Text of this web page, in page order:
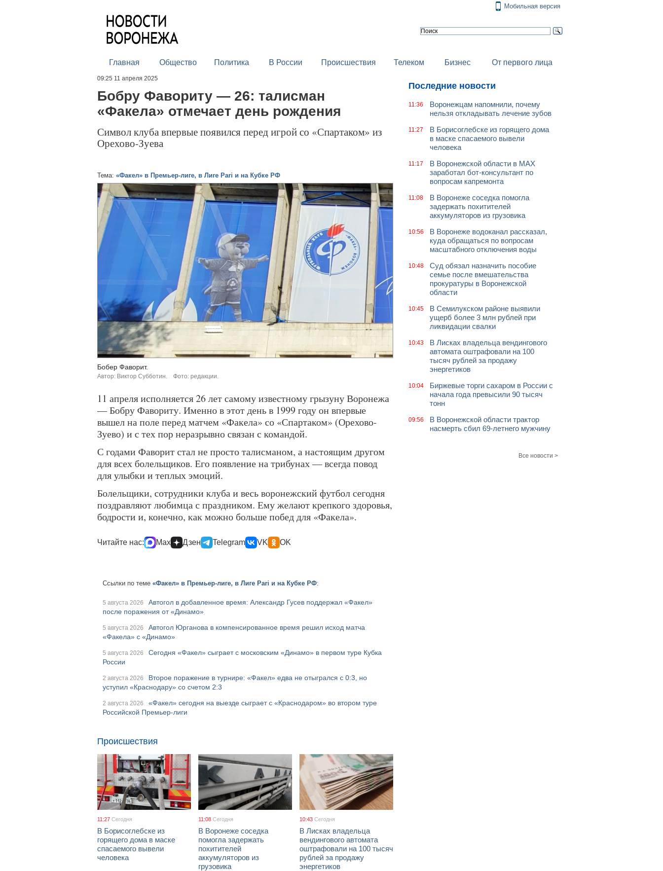
Мобильная версия
Главная Общество Политика В России Происшествия Телеком Бизнес От первого лица
09:25 11 апреля 2025
Бобру Фавориту — 26: талисман
«Факела» отмечает день рождения
Символ клуба впервые появился перед игрой со «Спартаком» из
Орехово-Зуева
Тема: «Факел» в Премьер-лиге, в Лиге Pari и на Кубке РФ
Бобер Фаворит.
Автор: Виктор Субботин. Фото: редакции.
11 апреля исполняется 26 лет самому известному грызуну Воронежа
— Бобру Фавориту. Именно в этот день в 1999 году он впервые
вышел на поле перед матчем «Факела» со «Спартаком» (Орехово-
Зуево) и с тех пор неразрывно связан с командой.
С годами Фаворит стал не просто талисманом, а настоящим другом
для всех болельщиков. Его появление на трибунах — всегда повод
для улыбки и теплых эмоций.
Болельщики, сотрудники клуба и весь воронежский футбол сегодня
поздравляют любимца с праздником. Ему желают крепкого здоровья,
бодрости и, конечно, как можно больше побед для «Факела».
Читайте нас: Max Дзен Telegram VK OK
Ссылки по теме «Факел» в Премьер-лиге, в Лиге Pari и на Кубке РФ:
5 августа 2026
Автогол в добавленное время: Александр Гусев поддержал «Факел»
после поражения от «Динамо»
5 августа 2026
Автогол Юрганова в компенсированное время решил исход матча
«Факела» с «Динамо»
5 августа 2026
Сегодня «Факел» сыграет с московским «Динамо» в первом туре Кубка
России
2 августа 2026
Второе поражение в турнире: «Факел» едва не отыгрался с 0:3, но
уступил «Краснодару» со счетом 2:3
2 августа 2026
«Факел» сегодня на выезде сыграет с «Краснодаром» во втором туре
Российской Премьер-лиги
Происшествия
11:27 Сегодня
В Борисоглебске из
горящего дома в маске
спасаемого вывели
человека
11:08 Сегодня
В Воронеже соседка
помогла задержать
похитителей
аккумуляторов из
грузовика
10:43 Сегодня
В Лисках владельца
вендингового автомата
оштрафовали на 100 тысяч
рублей за продажу
энергетиков
Последние новости
11:36
Воронежцам напомнили, почему
нельзя откладывать лечение зубов
11:27
В Борисоглебске из горящего дома
в маске спасаемого вывели
человека
11:17
В Воронежской области в МАХ
заработал бот-консультант по
вопросам капремонта
11:08
В Воронеже соседка помогла
задержать похитителей
аккумуляторов из грузовика
10:56
В Воронеже водоканал рассказал,
куда обращаться по вопросам
масштабного отключения воды
10:48
Суд обязал назначить пособие
семье после вмешательства
прокуратуры в Воронежской
области
10:45
В Семилукском районе выявили
ущерб более 3 млн рублей при
ликвидации свалки
10:43
В Лисках владельца вендингового
автомата оштрафовали на 100
тысяч рублей за продажу
энергетиков
10:04
Биржевые торги сахаром в России с
начала года превысили 90 тысяч
тонн
09:56
В Воронежской области трактор
насмерть сбил 69-летнего мужчину
Все новости >